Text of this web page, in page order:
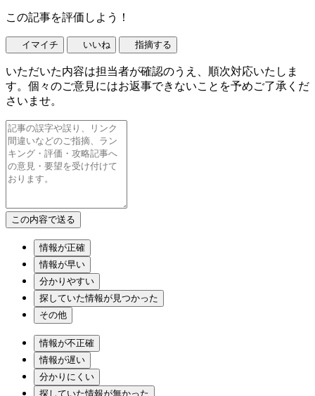
この記事を評価しよう！
イマイチ いいね 指摘する
いただいた内容は担当者が確認のうえ、順次対応いたしま
す。個々のご意見にはお返事できないことを予めご了承くだ
さいませ。
情報が正確
情報が早い
分かりやすい
探していた情報が見つかった
その他
情報が不正確
情報が遅い
分かりにくい
探していた情報が無かった